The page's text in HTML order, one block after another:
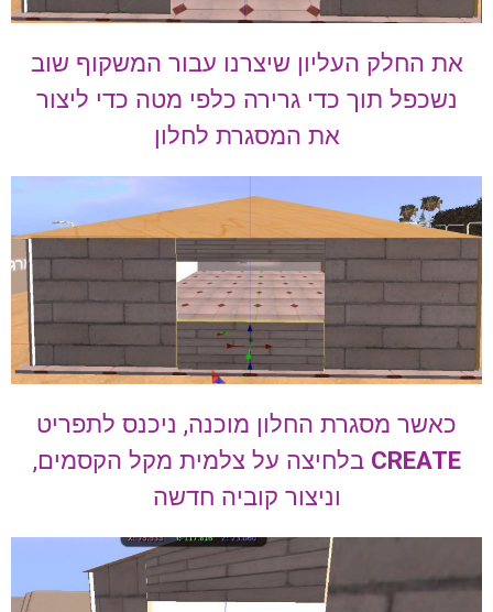
את החלק העליון שיצרנו עבור המשקוף שוב
נשכפל תוך כדי גרירה כלפי מטה כדי ליצור
את המסגרת לחלון
כאשר מסגרת החלון מוכנה, ניכנס לתפריט
CREATE בלחיצה על צלמית מקל הקסמים,
וניצור קוביה חדשה